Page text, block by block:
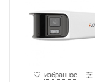
избранное